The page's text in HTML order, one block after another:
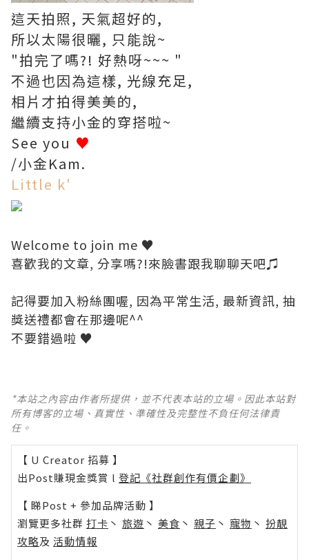
這天拍照, 天氣超好的,
所以太陽很曬, 只能說~
"拍完了嗎?! 好熱呀~~~ "
不過也因為這樣, 光線充足,
相片才拍得美美的,
繼續支持小金的穿搭啦~
See you ♥
/小金Kam.
Little k'
Welcome to join me ♥
喜歡我的文章, 分享嗎?!來臉書跟我聊聊天吧♫
記得要加入粉絲團喔, 因為平常生活, 最新資訊, 抽
獎送禮都會在那邊呢^^
不要錯過啦 ♥
*本站之內容由作者所提供，並不代表本站的立場。因此本站對
所有博客的立場、真實性、準確性及完整性不負任何法律責
任。
【 U Creator 招募 】
出Post賺現金獎賞 l 登記《社群創作有價企劃》
【 睇Post + 參加品牌活動 】
瀏覽更多社群 打卡 丶 旅遊 丶 美食 丶 親子 丶 寵物 丶 扮靚
攻略及 活動情報